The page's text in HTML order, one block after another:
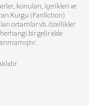
konuları, içerikleri ve
Kurgu (Fanfiction)
ortamlar vb. özellikler
bir gelir elde